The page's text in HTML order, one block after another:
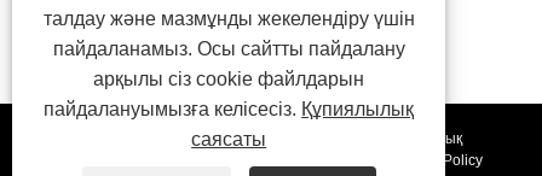
Электрондық пошта:daniel3@china-astauto.com
Авторлық құқық © 2024 Ningbo Aosite Automotive Co., Ltd. Барлық
Privacy Policy
талдау және мазмұнды жекелендіру үшін
пайдаланамыз. Осы сайтты пайдалану
арқылы сіз cookie файлдарын
пайдалануымызға келісесіз. Құпиялылық
саясаты